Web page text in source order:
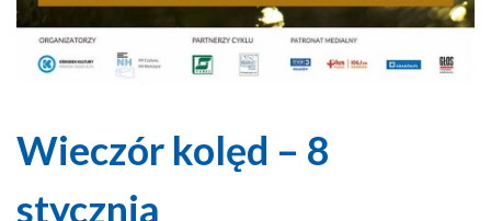
Wieczór kolęd – 8
stycznia